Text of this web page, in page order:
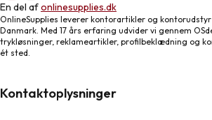
En del afonlinesupplies.dk
OnlineSupplies leverer kontorartikler og
Danmark. Med 17 års erfaring udvider vi gennem
trykløsninger, reklameartikler, profilbeklædning og
ét sted.
Kontaktoplysninger